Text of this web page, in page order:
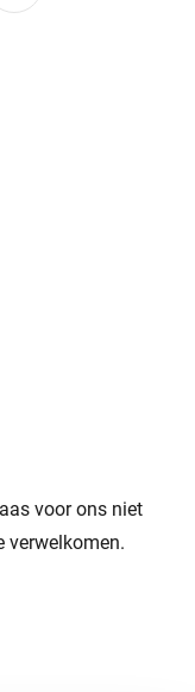
voor ons niet
verwelkomen.